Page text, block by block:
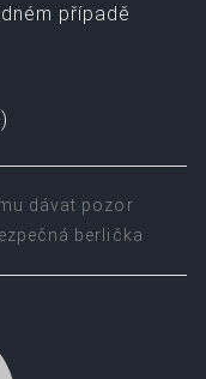
případě
dávat pozor
berlička